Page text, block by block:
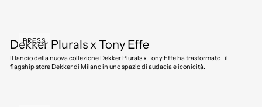
PRESS
Dekker Plurals x Tony Effe
Il lancio della nuova collezione Dekker Plurals x Tony Effe ha trasformato il
flagship store Dekker di Milano in uno spazio di audacia e iconicità.